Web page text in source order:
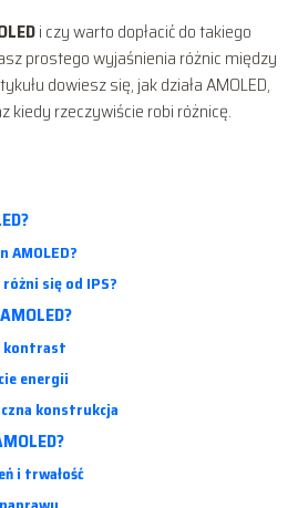
i czy warto dopłacić do takiego
prostego wyjaśnienia różnic między
dowiesz się, jak działa AMOLED,
kiedy rzeczywiście robi różnicę.
AMOLED?
różni się od IPS?
kontrast
energii
konstrukcja
i trwałość